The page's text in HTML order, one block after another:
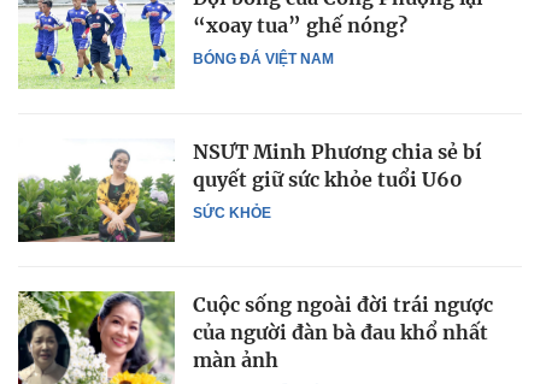
BÓNG ĐÁ VIỆT NAM
“xoay tua” ghế nóng?
SỨC KHỎE
NSƯT Minh Phương chia sẻ bí
quyết giữ sức khỏe tuổi U60
Cuộc sống ngoài đời trái ngược
của người đàn bà đau khổ nhất
màn ảnh